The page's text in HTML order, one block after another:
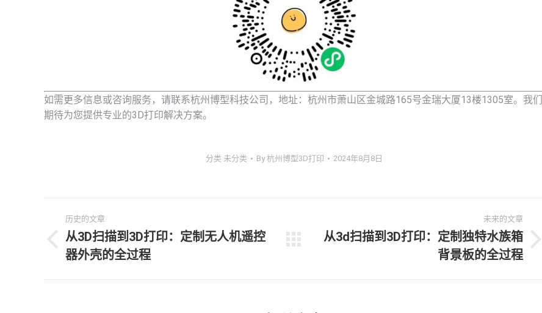
如需更多信息或咨询服务，请联系杭州博型科技公司，地址：杭州市萧山区金城路165号金瑞大厦13楼1305室。我们
期待为您提供专业的3D打印解决方案。
分类 未分类 By杭州博型3D打印 2024年8月8日
章
历史的文章
历
史
从3D扫描到3D打印：定制无人机遥控
器外壳的全过程
未来的文章
从3d扫描到3D打印：定制独特水族箱
背景板的全过程